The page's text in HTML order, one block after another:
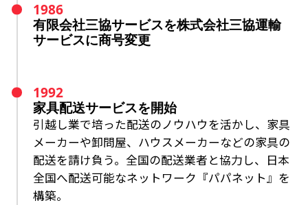
1986
有限会社三協サービスを株式会社三協運輸
サービスに商号変更
1992
家具配送サービスを開始
引越し業で培った配送のノウハウを活かし、 家具
メーカーや卸問屋、ハウスメーカーなどの家具の
配送を請け負う。 全国の配送業者と協力し、日本
全国へ配送可能なネットワーク『パパネット』を
構築。